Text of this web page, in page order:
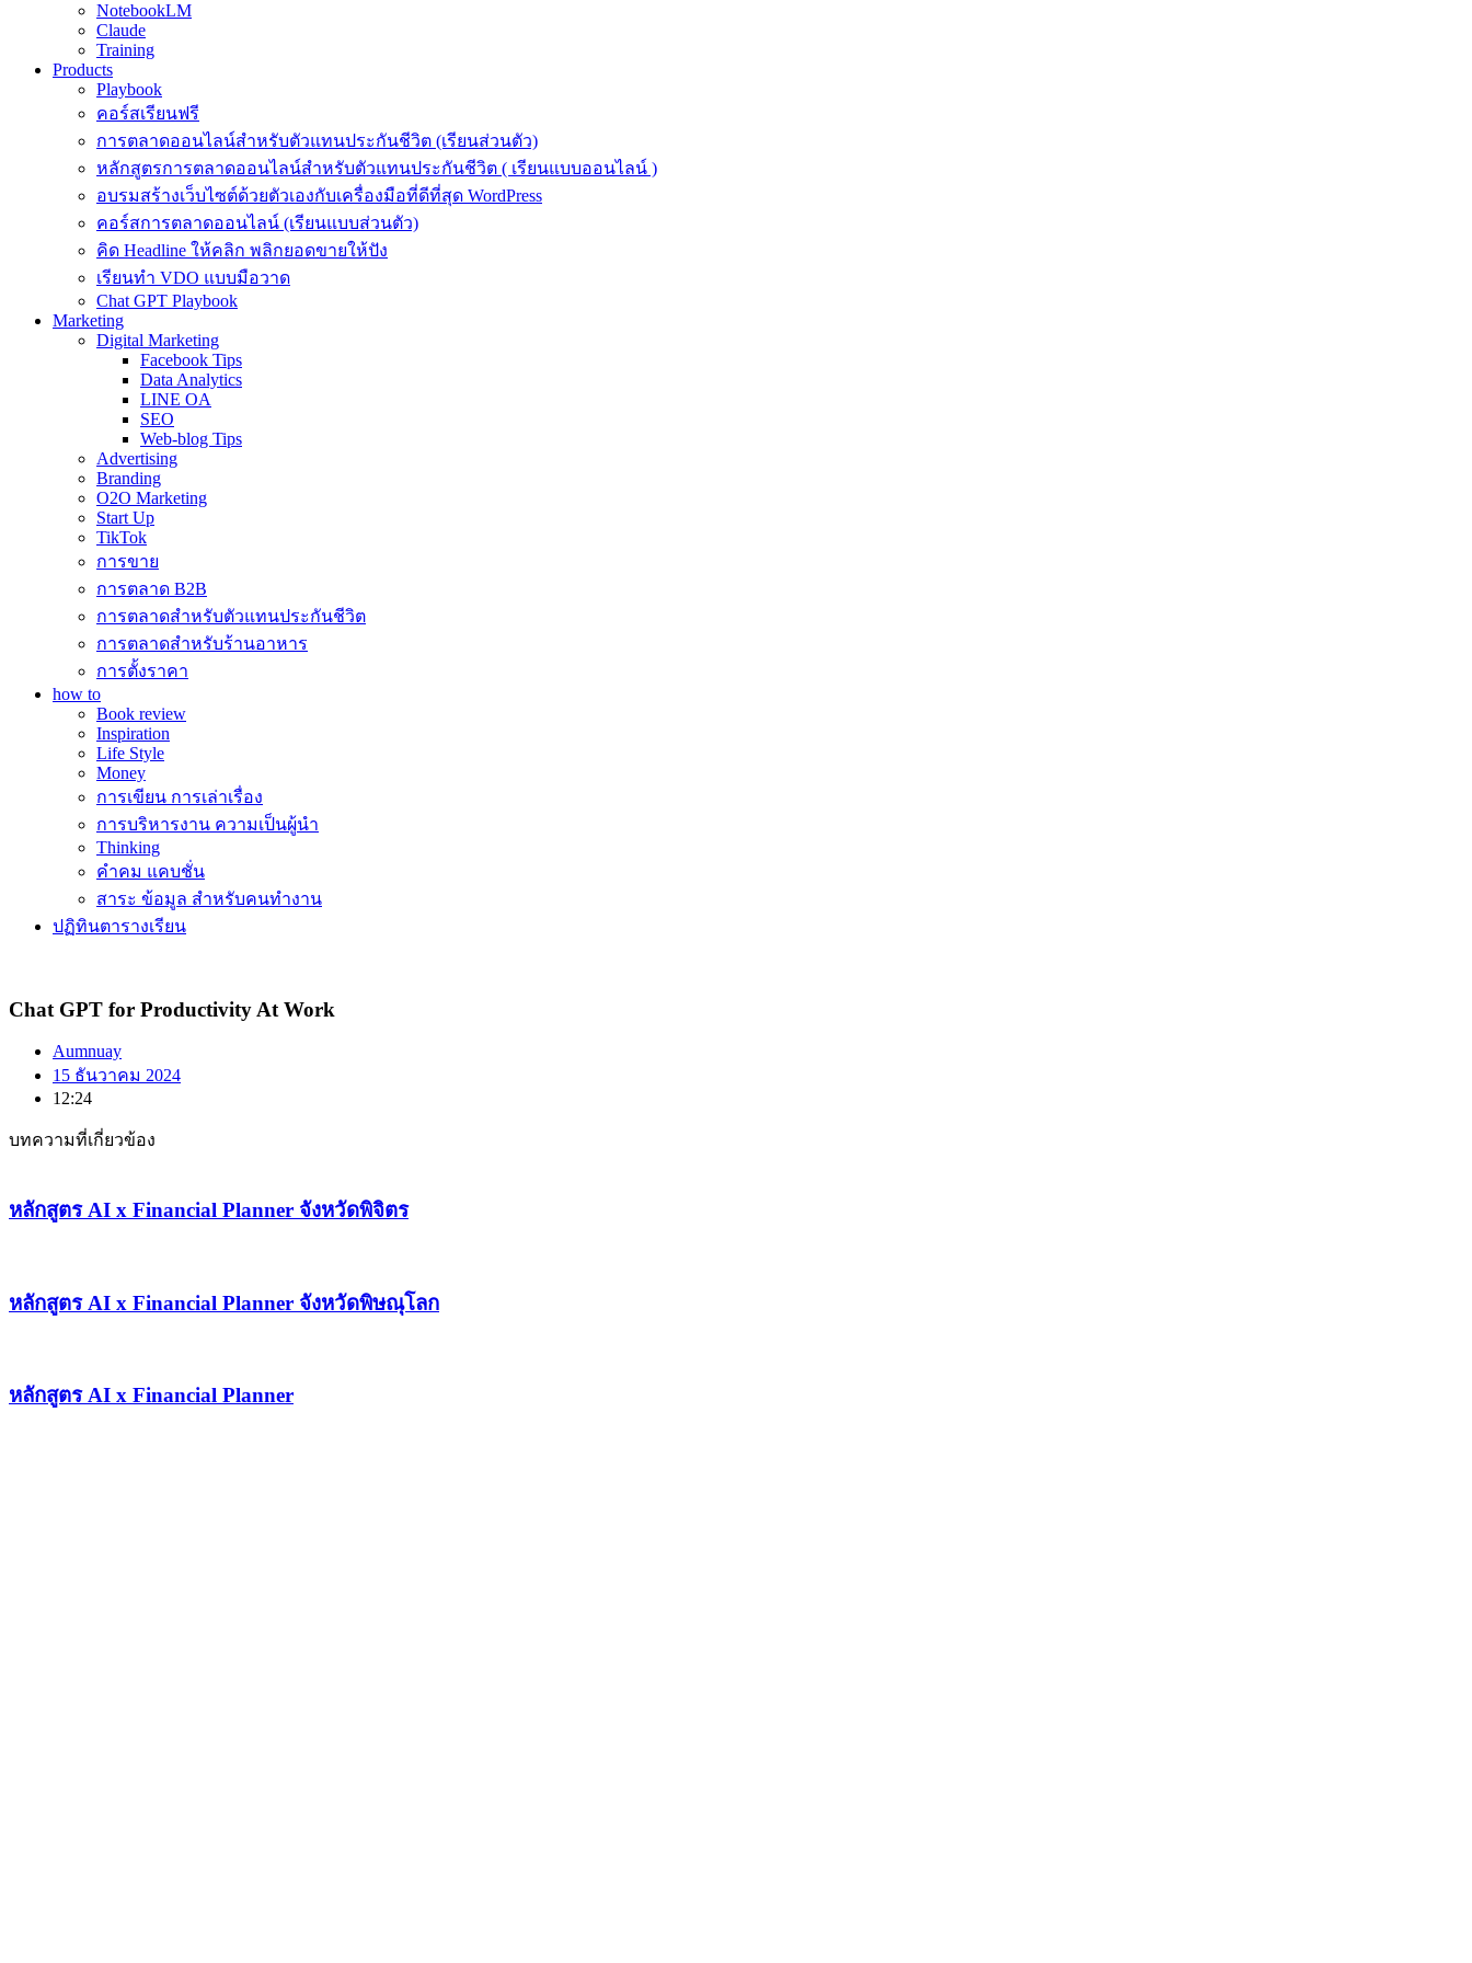
NotebookLM
Claude
Training
Products
Playbook
คอร์สเรียนฟรี
การตลาดออนไลน์สำหรับตัวแทนประกันชีวิต (เรียนส่วนตัว)
หลักสูตรการตลาดออนไลน์สำหรับตัวแทนประกันชีวิต ( เรียนแบบออนไลน์ )
อบรมสร้างเว็บไซต์ด้วยตัวเองกับเครื่องมือที่ดีที่สุด WordPress
คอร์สการตลาดออนไลน์ (เรียนแบบส่วนตัว)
คิด Headline ให้คลิก พลิกยอดขายให้ปัง
เรียนทำ VDO แบบมือวาด
Chat GPT Playbook
Marketing
Digital Marketing
Facebook Tips
Data Analytics
LINE OA
SEO
Web-blog Tips
Advertising
Branding
O2O Marketing
Start Up
TikTok
การขาย
การตลาด B2B
การตลาดสำหรับตัวแทนประกันชีวิต
การตลาดสำหรับร้านอาหาร
การตั้งราคา
how to
Book review
Inspiration
Life Style
Money
การเขียน การเล่าเรื่อง
การบริหารงาน ความเป็นผู้นำ
Thinking
คำคม แคบชั่น
สาระ ข้อมูล สำหรับคนทำงาน
ปฏิทินตารางเรียน
Chat GPT for Productivity At Work
Aumnuay
15 ธันวาคม 2024
12:24
บทความที่เกี่ยวข้อง
หลักสูตร AI x Financial Planner จังหวัดพิจิตร
หลักสูตร AI x Financial Planner จังหวัดพิษณุโลก
หลักสูตร AI x Financial Planner